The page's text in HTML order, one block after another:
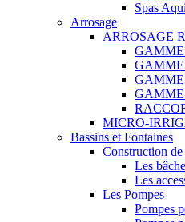
Spas
Arrosage
ARROSAGE
MICRO-
Bassins et Fontaines
Construction de
Les
Les
Les Pompes
Pompes